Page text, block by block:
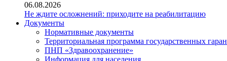
06.08.2026
Не ждите осложнений: приходите на реабилитацию
Документы
Нормативные документы
Территориальная программа государственных
ПНП «Здравоохранение»
Информация для населения